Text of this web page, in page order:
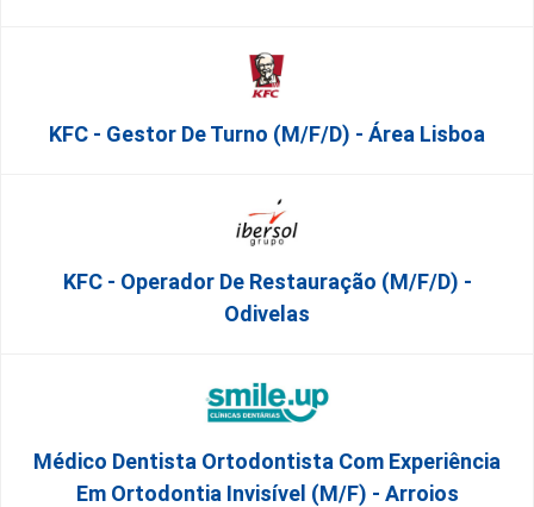
KFC - Gestor De Turno (m/f/d) - Área Lisboa
KFC - Operador De Restauração (m/f/d) -
Odivelas
Médico Dentista Ortodontista Com Experiência
Em Ortodontia Invisível (M/F) - Arroios